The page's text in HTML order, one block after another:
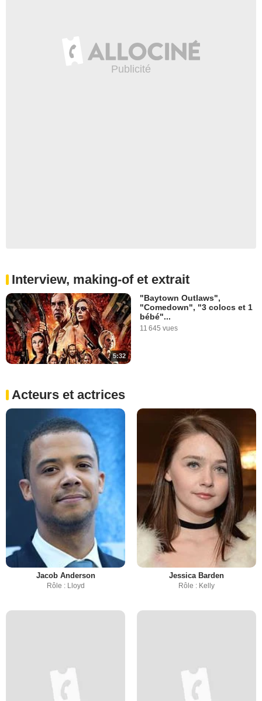
Interview, making-of et extrait
5:32
"Baytown Outlaws",
"Comedown", "3 colocs et 1
bébé"...
11 645 vues
Acteurs et actrices
Jacob Anderson
Rôle : Lloyd
Jessica Barden
Rôle : Kelly